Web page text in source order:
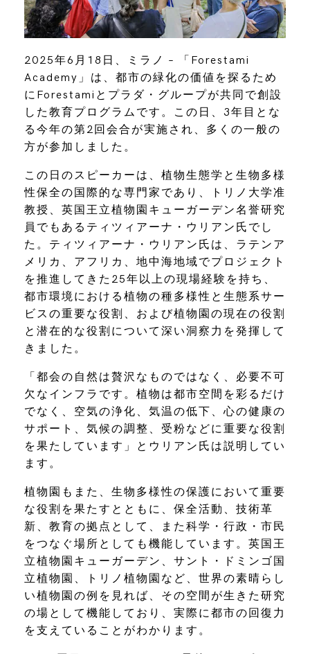
2025年6月18日、ミラノ – 「Forestami
Academy」は、都市の緑化の価値を探るため
にForestamiとプラダ・グループが共同で創設
した教育プログラムです。この日、3年目とな
る今年の第2回会合が実施され、多くの一般の
方が参加しました。
この日のスピーカーは、植物生態学と生物多様
性保全の国際的な専門家であり、トリノ大学准
教授、英国王立植物園キューガーデン名誉研究
員でもあるティツィアーナ・ウリアン氏でし
た。ティツィアーナ・ウリアン氏は、ラテンア
メリカ、アフリカ、地中海地域でプロジェクト
を推進してきた25年以上の現場経験を持ち、
都市環境における植物の種多様性と生態系サー
ビスの重要な役割、および植物園の現在の役割
と潜在的な役割について深い洞察力を発揮して
きました。
「都会の自然は贅沢なものではなく、必要不可
欠なインフラです。植物は都市空間を彩るだけ
でなく、空気の浄化、気温の低下、心の健康の
サポート、気候の調整、受粉などに重要な役割
を果たしています」とウリアン氏は説明してい
ます。
植物園もまた、生物多様性の保護において重要
な役割を果たすとともに、保全活動、技術革
新、教育の拠点として、また科学・行政・市民
をつなぐ場所としても機能しています。英国王
立植物園キューガーデン、サント・ドミンゴ国
立植物園、トリノ植物園など、世界の素晴らし
い植物園の例を見れば、その空間が生きた研究
の場として機能しており、実際に都市の回復力
を支えていることがわかります。